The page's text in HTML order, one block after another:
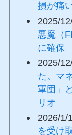
損が痛
2025/
悪魔（
に確保
2025/
た。マ
軍団」
リオ
2026/1/1
を受け